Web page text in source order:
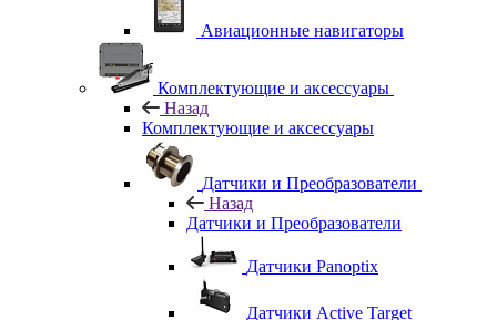
Авиационные навигаторы
Комплектующие и аксессуары
Назад
Комплектующие и аксессуары
Датчики и Преобразователи
Назад
Датчики и Преобразователи
Датчики Panoptix
Датчики Active Target